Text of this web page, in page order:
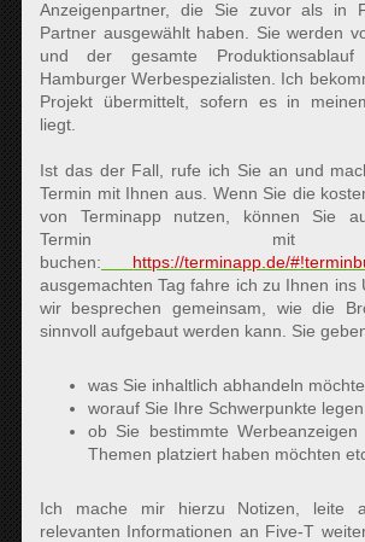
Anzeigenpartner, die Sie zuvor als in
Partner ausgewählt haben. Sie werden
und der gesamte
Hamburger Werbespezialisten. Ich
Projekt übermittelt, sofern es in
liegt.
Ist das der Fall, rufe ich Sie an und
Termin mit Ihnen aus. Wenn Sie die
von Terminapp nutzen, können Sie
Termin
buchen:
https://terminapp.de/
ausgemachten Tag fahre ich zu Ihnen ins
wir besprechen gemeinsam, wie die
sinnvoll aufgebaut werden kann. Sie
was Sie inhaltlich abhandeln
worauf Sie Ihre Schwerpunkte legen
ob Sie bestimmte Werbeanzeigen
Themen platziert haben möchten
Ich mache mir hierzu Notizen, leite
relevanten Informationen an Five-T